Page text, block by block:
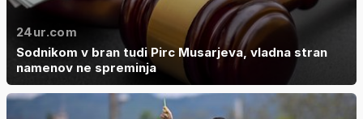
24ur.com
Sodnikom v bran tudi Pirc Musarjeva, vladna stran
namenov ne spreminja